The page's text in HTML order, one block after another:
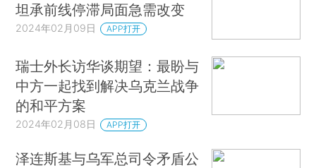
坦承前线停滞局面急需改变
2024年02月09日 APP打开
瑞士外长访华谈期望：最盼与
中方一起找到解决乌克兰战争
的和平方案
2024年02月08日 APP打开
泽连斯基与乌军总司令矛盾公